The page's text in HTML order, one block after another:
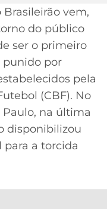
vem,
do público
ser o primeiro
punido por
pela
(CBF). No
na última
disponibilizou
a torcida